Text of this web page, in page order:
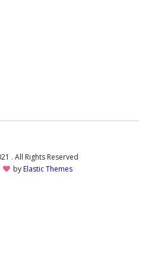
. All Rights Reserved
 byElastic Themes